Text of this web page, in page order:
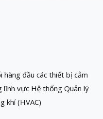
hàng đầu các thiết bị cảm
lĩnh vực Hệ thống Quản lý
khí (HVAC)